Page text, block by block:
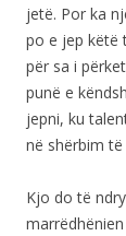
jetë. Por ka
po e jep këtë
për sa i
punë e
jepni, ku
në shërbim
Kjo do të